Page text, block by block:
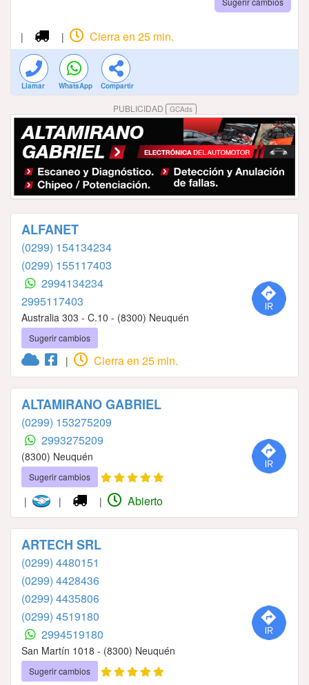
| | Cierra en 25 min.
Llamar WhatsApp Compartir
PUBLICIDAD GCAds
ALFANET
(0299) 154134234
(0299) 155117403
2994134234
2995117403
Australia 303 - C.10 - (8300) Neuquén
Sugerir cambios
| Cierra en 25 min.
ALTAMIRANO GABRIEL
(0299) 153275209
2993275209
(8300) Neuquén
Sugerir cambios
| | | Abierto
ARTECH SRL
(0299) 4480151
(0299) 4428436
(0299) 4435806
(0299) 4519180
2994519180
San Martín 1018 - (8300) Neuquén
Sugerir cambios